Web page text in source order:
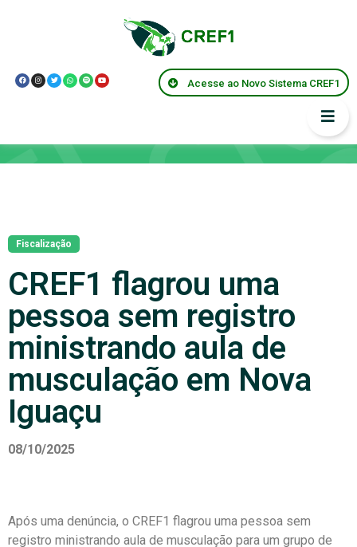
Acesse ao Novo Sistema CREF1
Fiscalização
CREF1 flagrou uma
pessoa sem registro
ministrando aula de
musculação em Nova
Iguaçu
08/10/2025
Após uma denúncia, o CREF1 flagrou uma pessoa sem
registro ministrando aula de musculação para um grupo de